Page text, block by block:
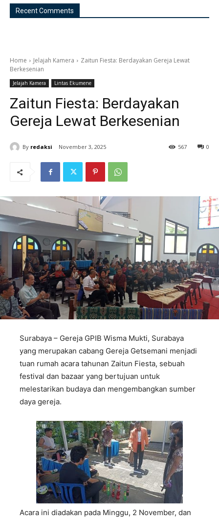
Recent Comments